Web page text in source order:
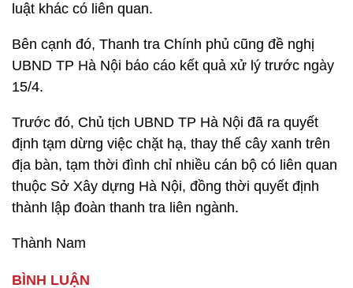
luật khác có liên quan.
Bên cạnh đó, Thanh tra Chính phủ cũng đề nghị
UBND TP Hà Nội báo cáo kết quả xử lý trước ngày
15/4.
Trước đó, Chủ tịch UBND TP Hà Nội đã ra quyết
định tạm dừng việc chặt hạ, thay thế cây xanh trên
địa bàn, tạm thời đình chỉ nhiều cán bộ có liên quan
thuộc Sở Xây dựng Hà Nội, đồng thời quyết định
thành lập đoàn thanh tra liên ngành.
Thành Nam